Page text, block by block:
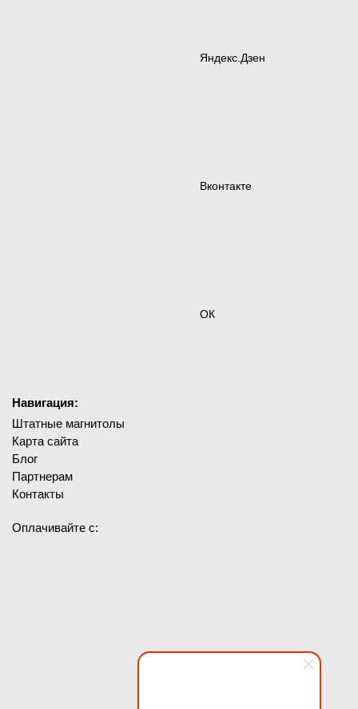
Яндекс.Дзен
Вконтакте
ОК
Навигация:
Штатные магнитолы
Карта сайта
Блог
Партнерам
Контакты
Оплачивайте с: